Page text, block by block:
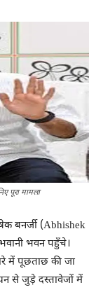
पूरा मामला
बनर्जी (Abhishek
भवन पहुँचे।
में पूछताछ की जा
से जुड़े दस्तावेजों में